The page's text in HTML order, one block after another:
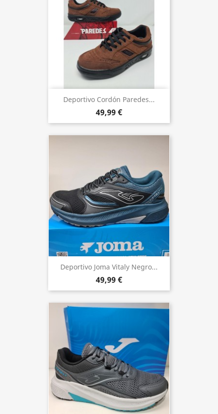
Deportivo Cordón Paredes...
49,99 €
Deportivo Joma Vitaly Negro...
49,99 €